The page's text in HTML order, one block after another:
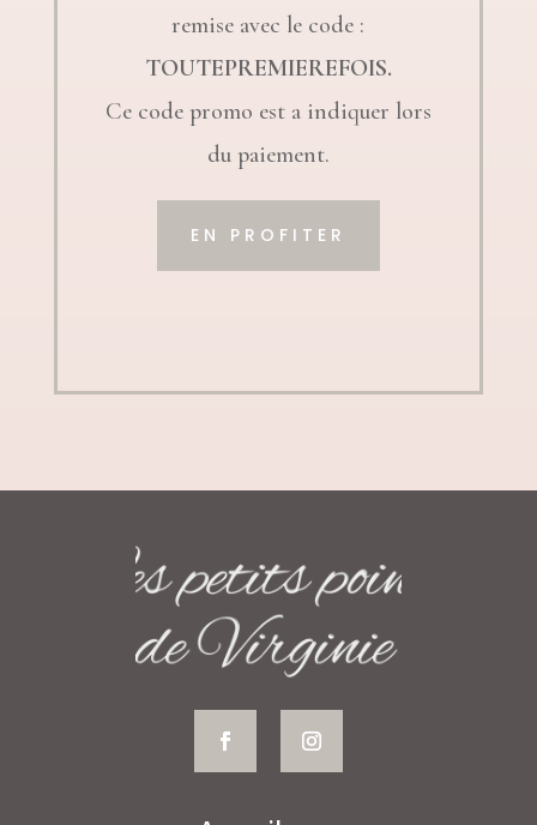
remise avec le code :
TOUTEPREMIEREFOIS.
Ce code promo est a indiquer lors
du paiement.
EN PROFITER